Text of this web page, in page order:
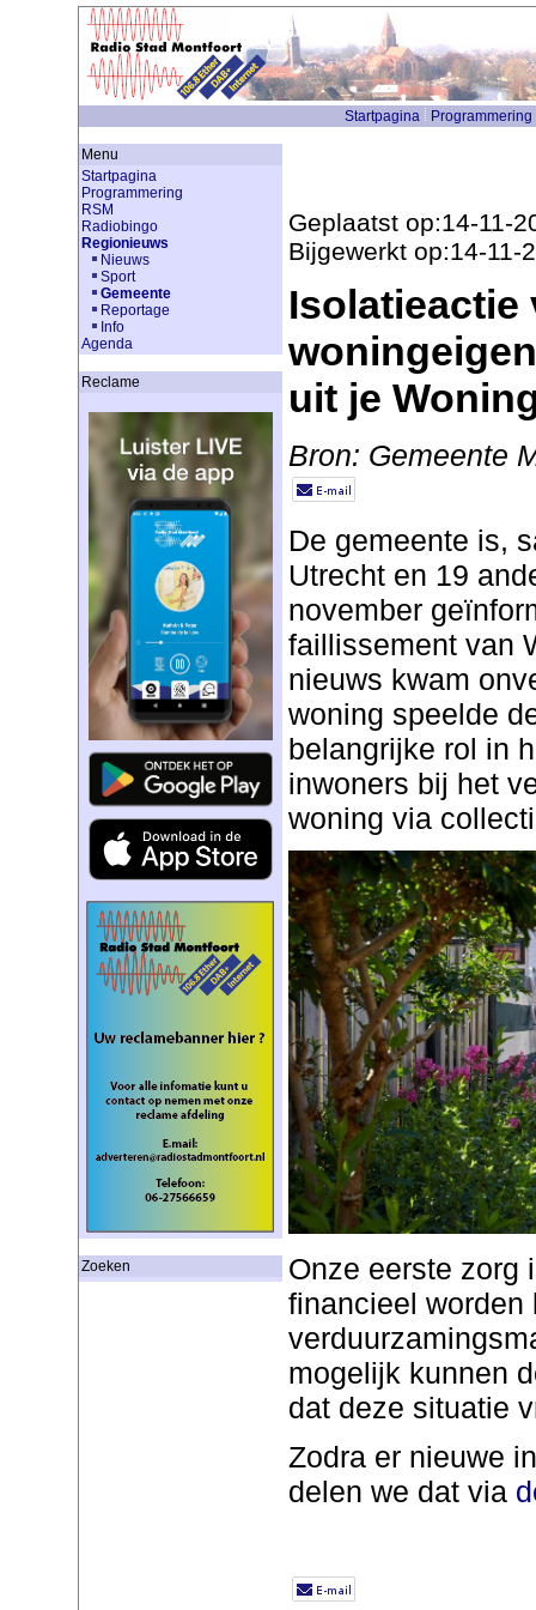
Startpagina Programmering
Menu
Startpagina
Programmering
RSM
Radiobingo
Regionieuws
Nieuws
Sport
Gemeente
Reportage
Info
Agenda
Reclame
Zoeken
Geplaatst op:14-11-
Bijgewerkt op:14-11-
Isolatieactie
uit je
Bron: Gemeente
De gemeente is,
Utrecht en 19
november
faillissement van
nieuws kwam
woning speelde
belangrijke rol in
inwoners bij het
woning via
Onze eerste zorg
financieel worden
mogelijk kunnen
dat deze situatie
Zodra er nieuwe
delen we dat via